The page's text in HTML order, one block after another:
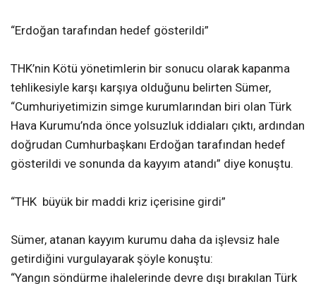
“Erdoğan tarafından hedef gösterildi”
THK’nin Kötü yönetimlerin bir sonucu olarak kapanma
tehlikesiyle karşı karşıya olduğunu belirten Sümer,
“Cumhuriyetimizin simge kurumlarından biri olan Türk
Hava Kurumu’nda önce yolsuzluk iddiaları çıktı, ardından
doğrudan Cumhurbaşkanı Erdoğan tarafından hedef
gösterildi ve sonunda da kayyım atandı” diye konuştu.
“THK büyük bir maddi kriz içerisine girdi”
Sümer, atanan kayyım kurumu daha da işlevsiz hale
getirdiğini vurgulayarak şöyle konuştu:
“Yangın söndürme ihalelerinde devre dışı bırakılan Türk